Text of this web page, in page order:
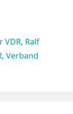
VDR, Ralf
, Verband